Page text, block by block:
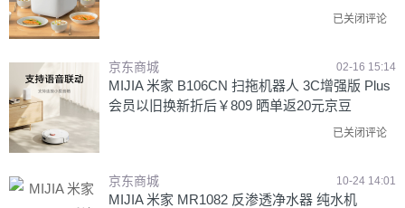
已关闭评论
京东商城 02-16 15:14
MIJIA 米家 B106CN 扫拖机器人 3C增强版 Plus
会员以旧换新折后￥809 晒单返20元京豆
已关闭评论
京东商城 10-24 14:01
MIJIA 米家 MR1082 反渗透净水器 纯水机